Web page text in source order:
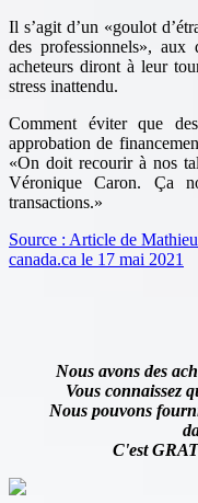
Il s’agit d’un
goulot
des professionnels , aux
acheteurs diront à leur
stress inattendu.
Comment éviter que
approbation de
On doit recourir à nos
Véronique Caron. Ça
transactions.
Source : Article de
canada.ca le 17 mai 2021
Nous avons des
Vous connaissez
Nous pouvons
C'est